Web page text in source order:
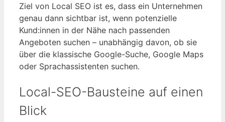
Ziel von Local SEO ist es, dass ein Unternehmen
genau dann sichtbar ist, wenn potenzielle
Kund:innen in der Nähe nach passenden
Angeboten suchen – unabhängig davon, ob sie
über die klassische Google-Suche, Google Maps
oder Sprachassistenten suchen.
Local-SEO-Bausteine auf einen
Blick